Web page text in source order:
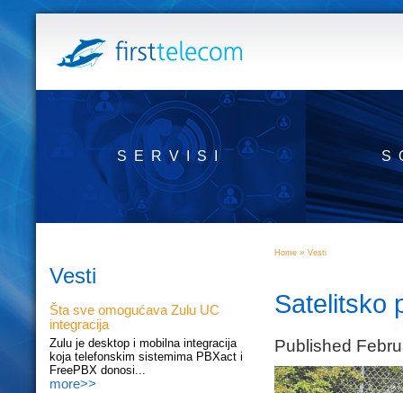
SERVISI
Vesti
Šta sve omogućava Zulu UC
integracija
Zulu je desktop i mobilna integracija
koja telefonskim sistemima PBXact i
FreePBX donosi...
more>>
Home » Vesti
Satelitsko
Published